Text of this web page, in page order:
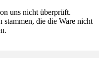
uns nicht überprüft.
die die Ware nicht